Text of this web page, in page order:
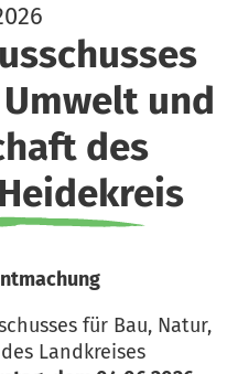
und
des
für Bau, Natur,
Landkreises